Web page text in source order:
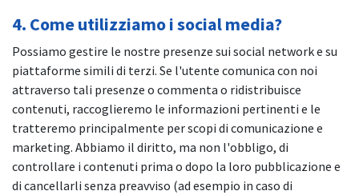
4. Come utilizziamo i social media?
Possiamo gestire le nostre presenze sui social network e su
piattaforme simili di terzi. Se l'utente comunica con noi
attraverso tali presenze o commenta o ridistribuisce
contenuti, raccoglieremo le informazioni pertinenti e le
tratteremo principalmente per scopi di comunicazione e
marketing. Abbiamo il diritto, ma non l'obbligo, di
controllare i contenuti prima o dopo la loro pubblicazione e
di cancellarli senza preavviso (ad esempio in caso di